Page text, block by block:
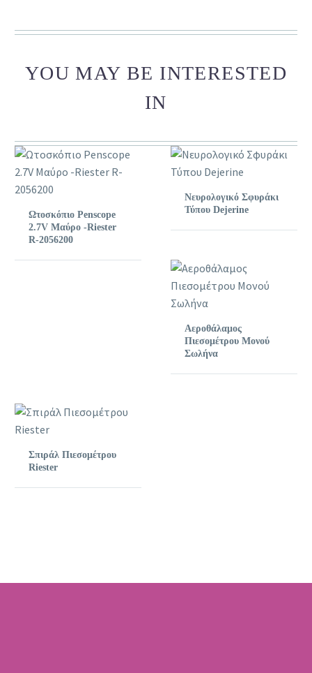
YOU MAY BE INTERESTED
IN
Ωτοσκόπιο Penscope
2.7V Μαύρο -Riester
R-2056200
Νευρολογικό Σφυράκι
Τύπου Dejerine
Αεροθάλαμος
Πιεσομέτρου Μονού
Σωλήνα
Σπιράλ Πιεσομέτρου
Riester